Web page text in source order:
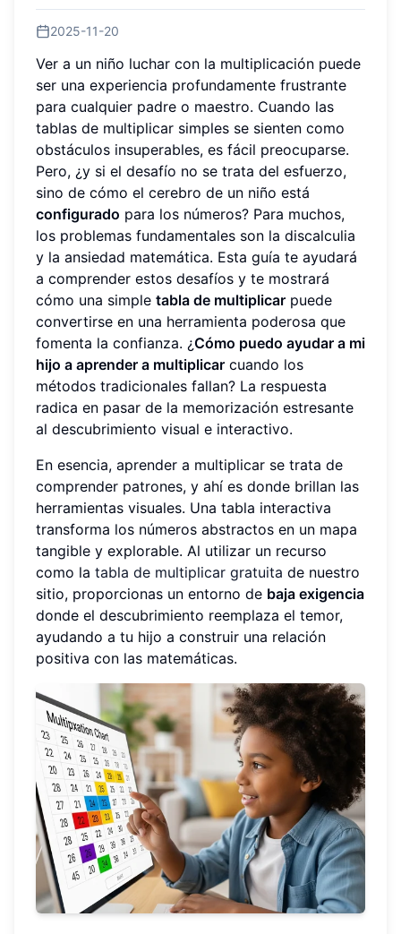
2025-11-20
Ver a un niño luchar con la multiplicación puede
ser una experiencia profundamente frustrante
para cualquier padre o maestro. Cuando las
tablas de multiplicar simples se sienten como
obstáculos insuperables, es fácil preocuparse.
Pero, ¿y si el desafío no se trata del esfuerzo,
sino de cómo el cerebro de un niño está
configurado para los números? Para muchos,
los problemas fundamentales son la discalculia
y la ansiedad matemática. Esta guía te ayudará
a comprender estos desafíos y te mostrará
cómo una simple tabla de multiplicar puede
convertirse en una herramienta poderosa que
fomenta la confianza. ¿Cómo puedo ayudar a mi
hijo a aprender a multiplicar cuando los
métodos tradicionales fallan? La respuesta
radica en pasar de la memorización estresante
al descubrimiento visual e interactivo.
En esencia, aprender a multiplicar se trata de
comprender patrones, y ahí es donde brillan las
herramientas visuales. Una tabla interactiva
transforma los números abstractos en un mapa
tangible y explorable. Al utilizar un recurso
como la tabla de multiplicar gratuita de nuestro
sitio, proporcionas un entorno de baja exigencia
donde el descubrimiento reemplaza el temor,
ayudando a tu hijo a construir una relación
positiva con las matemáticas.